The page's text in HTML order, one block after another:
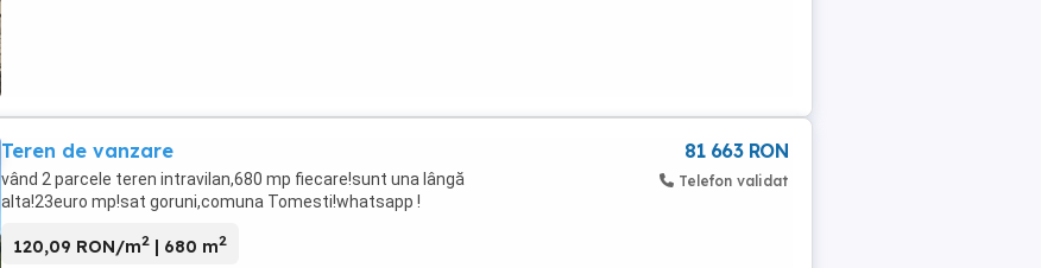
Teren de vanzare
vând 2 parcele teren intravilan,680 mp fiecare!sunt una lângă
alta!23euro mp!sat goruni,comuna Tomesti!whatsapp !
120,09 RON/m2 | 680 m2
81 663 RON
Telefon validat